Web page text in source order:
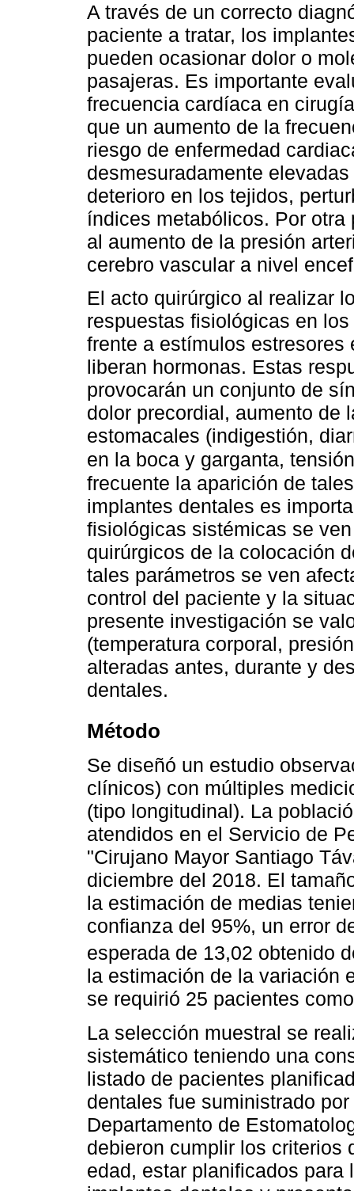
A través de un correcto
paciente a tratar, los
pueden ocasionar dolor o
pasajeras. Es importante
frecuencia cardíaca en
que un aumento de la
riesgo de enfermedad
desmesuradamente
deterioro en los tejidos,
índices metabólicos. Por
al aumento de la presión
cerebro vascular a nivel
El acto quirúrgico al realizar
respuestas fisiológicas en
frente a estímulos
liberan hormonas. Estas
provocarán un conjunto de
dolor precordial, aumento de
estomacales (indigestión,
en la boca y garganta,
frecuente la aparición de
implantes dentales es
fisiológicas sistémicas se
quirúrgicos de la colocación
tales parámetros se ven
control del paciente y la
presente investigación se
(temperatura corporal,
alteradas antes, durante y
dentales.
Método
Se diseñó un estudio
clínicos) con múltiples
(tipo longitudinal). La
atendidos en el Servicio de
"Cirujano Mayor Santiago
diciembre del 2018. El
la estimación de medias
confianza del 95%, un error
esperada de 13,02 obtenido
la estimación de la variación
se requirió 25 pacientes
La selección muestral se
sistemático teniendo una
listado de pacientes
dentales fue suministrado
Departamento de
debieron cumplir los criterios
edad, estar planificados